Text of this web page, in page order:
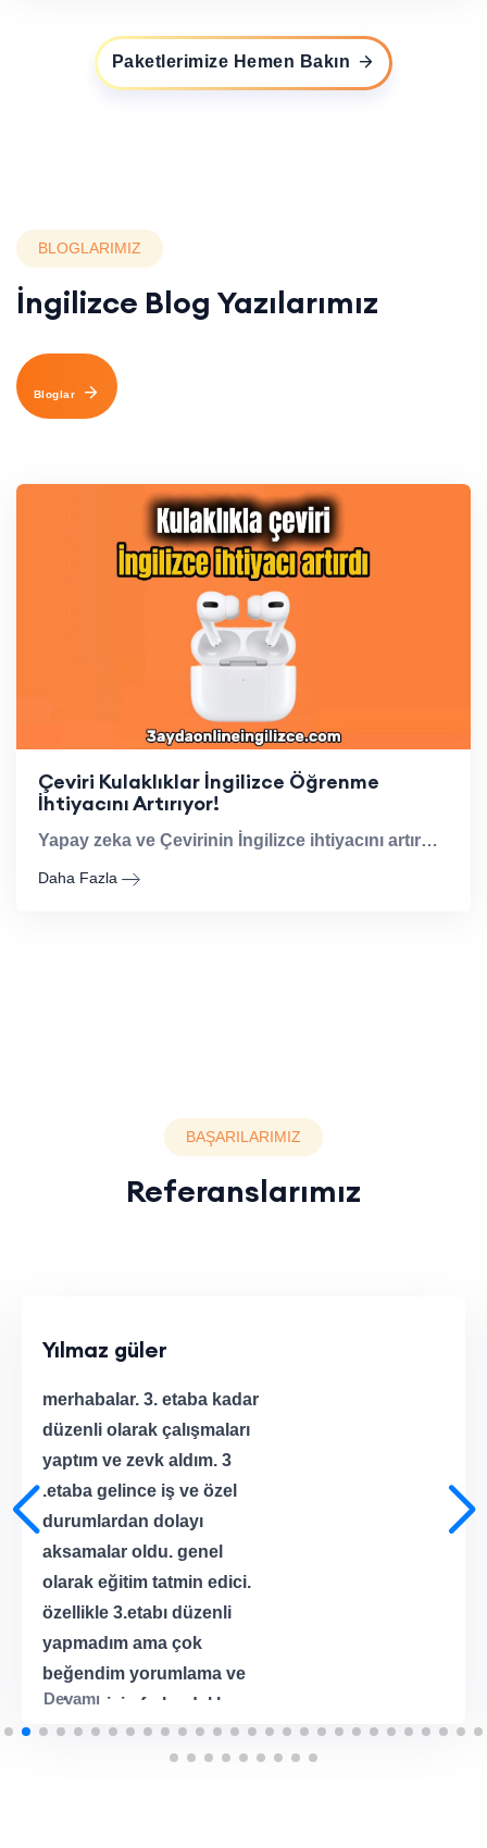
Paketlerimize Hemen Bakın
BLOGLARIMIZ
İngilizce Blog Yazılarımız
Bloglar
Çeviri Kulaklıklar İngilizce Öğrenme
İhtiyacını Artırıyor!
Yapay zeka ve Çevirinin İngilizce ihtiyacını artırmasını konu aldığımız blog yazımız
Daha Fazla
BAŞARILARIMIZ
Referanslarımız
Yılmaz güler
merhabalar. 3. etaba kadar
düzenli olarak çalışmaları
yaptım ve zevk aldım. 3
.etaba gelince iş ve özel
durumlardan dolayı
aksamalar oldu. genel
olarak eğitim tatmin edici.
özellikle 3.etabı düzenli
yapmadım ama çok
beğendim yorumlama ve
anlama için farkındalık
oluşturuyor. her şeyi
verilen reçeteye uygun
Devamı